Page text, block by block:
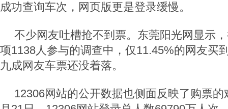
成功查询车次，网页版更是登录缓慢。
不少网友吐槽抢不到票。东莞阳光网显示
项1138人参与的调查中，仅11.45%的网友买
九成网友车票还没着落。
12306网站的公开数据也侧面反映了购票